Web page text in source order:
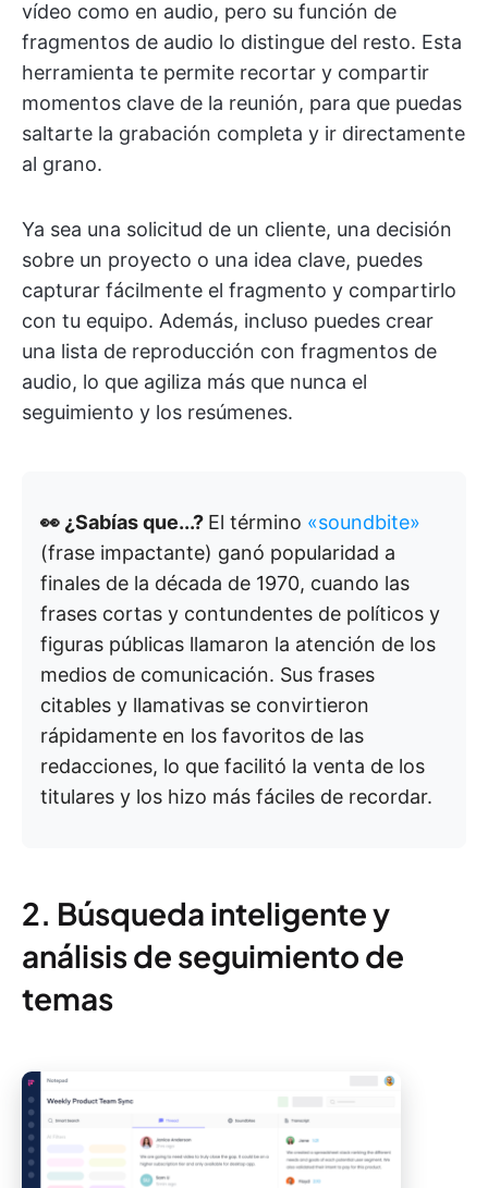
vídeo como en audio, pero su función de
fragmentos de audio lo distingue del resto. Esta
herramienta te permite recortar y compartir
momentos clave de la reunión, para que puedas
saltarte la grabación completa y ir directamente
al grano.
Ya sea una solicitud de un cliente, una decisión
sobre un proyecto o una idea clave, puedes
capturar fácilmente el fragmento y compartirlo
con tu equipo. Además, incluso puedes crear
una lista de reproducción con fragmentos de
audio, lo que agiliza más que nunca el
seguimiento y los resúmenes.
👀 ¿Sabías que...? El término «soundbite»
(frase impactante) ganó popularidad a
finales de la década de 1970, cuando las
frases cortas y contundentes de políticos y
figuras públicas llamaron la atención de los
medios de comunicación. Sus frases
citables y llamativas se convirtieron
rápidamente en los favoritos de las
redacciones, lo que facilitó la venta de los
titulares y los hizo más fáciles de recordar.
2. Búsqueda inteligente y
análisis de seguimiento de
temas